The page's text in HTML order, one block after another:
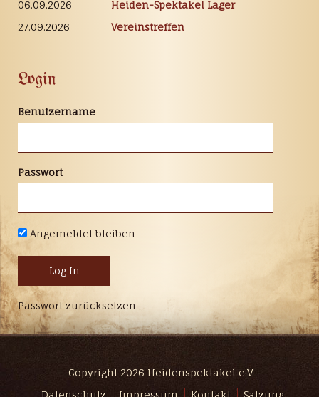
06.09.2026
Heiden-Spektakel Lager
27.09.2026
Vereinstreffen
Login
Benutzername
Passwort
Angemeldet bleiben
Passwort zurücksetzen
Copyright 2026 Heidenspektakel e.V.
Datenschutz
Impressum Kontakt Satzung